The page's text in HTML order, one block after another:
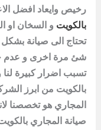
رخيص وايعاد افضل
بالكويت و السخان او
تحتاج الى صيانة
شئ مرة اخرى و عدم
تسبب اضرار كبيرة لنا
بالكويت من ابرز
المجاري هو تخصصنا
صيانة المجاري